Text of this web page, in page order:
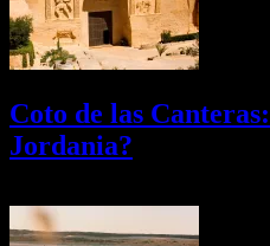
Coto de las
Jordania?